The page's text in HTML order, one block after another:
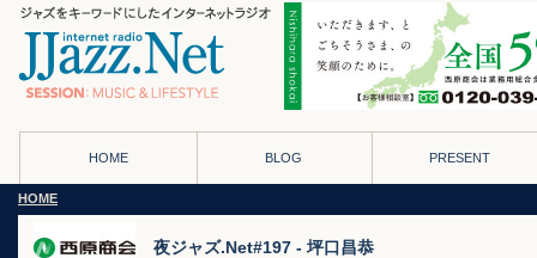
HOME BLOG PRESENT
HOME
夜ジャズ.Net#197 - 坪口昌恭